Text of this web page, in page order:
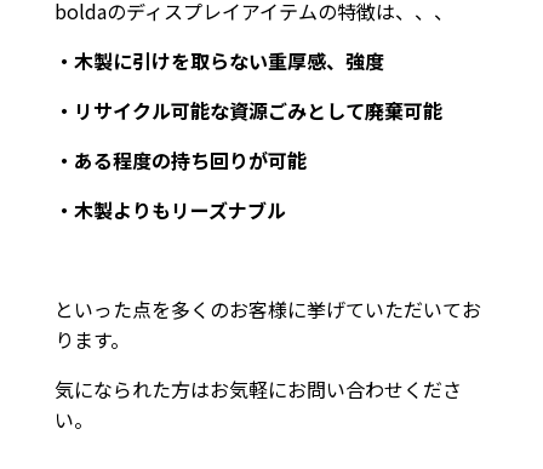
boldaのディスプレイアイテムの特徴は、、、
・木製に引けを取らない重厚感、強度
・リサイクル可能な資源ごみとして廃棄可能
・ある程度の持ち回りが可能
・木製よりもリーズナブル
といった点を多くのお客様に挙げていただいてお
ります。
気になられた方はお気軽にお問い合わせくださ
い。